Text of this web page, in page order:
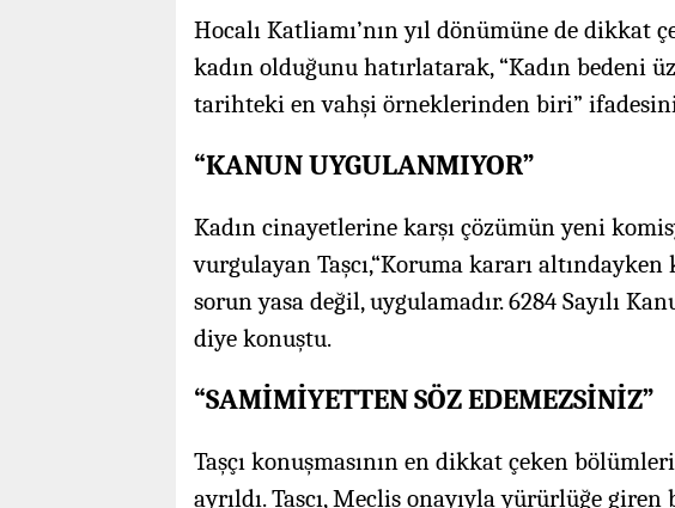
Hocalı Katliamı’nın yıl dönümüne de dikkat
kadın olduğunu hatırlatarak, “Kadın bedeni
tarihteki en vahşi örneklerinden biri”
“KANUN UYGULANMIYOR”
Kadın cinayetlerine karşı çözümün yeni
vurgulayan Taşcı,“Koruma kararı
sorun yasa değil, uygulamadır. 6284 Sayılı
diye konuştu.
“SAMİMİYETTEN SÖZ EDEMEZSİNİZ”
Taşçı konuşmasının en dikkat çeken
ayrıldı. Taşcı, Meclis onayıyla yürürlüğe